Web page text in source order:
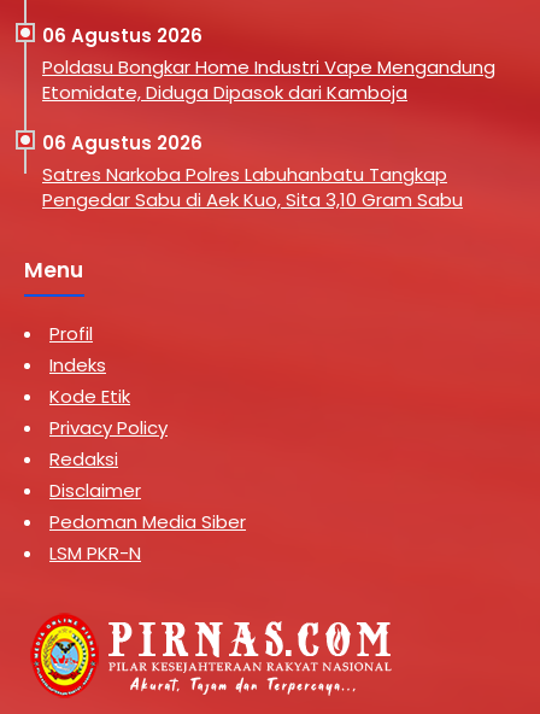
06 Agustus 2026
Poldasu Bongkar Home Industri Vape Mengandung
Etomidate, Diduga Dipasok dari Kamboja
06 Agustus 2026
Satres Narkoba Polres Labuhanbatu Tangkap
Pengedar Sabu di Aek Kuo, Sita 3,10 Gram Sabu
Menu
Profil
Indeks
Kode Etik
Privacy Policy
Redaksi
Disclaimer
Pedoman Media Siber
LSM PKR-N